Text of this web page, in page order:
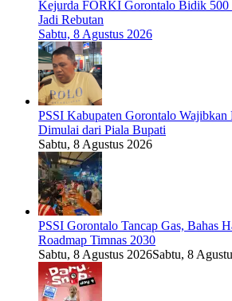
Kejurda FORKI Gorontalo Bidik 500
Jadi Rebutan
Sabtu, 8 Agustus 2026
PSSI Kabupaten Gorontalo Wajibkan
Dimulai dari Piala Bupati
Sabtu, 8 Agustus 2026
PSSI Gorontalo Tancap Gas, Bahas
Roadmap Timnas 2030
Sabtu, 8 Agustus 2026Sabtu, 8